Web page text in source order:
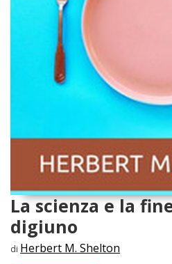
La scienza e la
digiuno
di Herbert M. Shelton